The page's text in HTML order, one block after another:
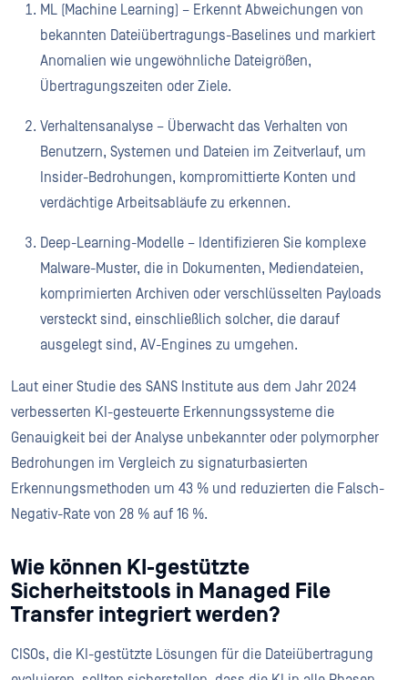
ML (Machine Learning) – Erkennt Abweichungen von
bekannten Dateiübertragungs-Baselines und markiert
Anomalien wie ungewöhnliche Dateigrößen,
Übertragungszeiten oder Ziele.
Verhaltensanalyse – Überwacht das Verhalten von
Benutzern, Systemen und Dateien im Zeitverlauf, um
Insider-Bedrohungen, kompromittierte Konten und
verdächtige Arbeitsabläufe zu erkennen.
Deep-Learning-Modelle – Identifizieren Sie komplexe
Malware-Muster, die in Dokumenten, Mediendateien,
komprimierten Archiven oder verschlüsselten Payloads
versteckt sind, einschließlich solcher, die darauf
ausgelegt sind, AV-Engines zu umgehen.
Laut einer Studie des SANS Institute aus dem Jahr 2024
verbesserten KI-gesteuerte Erkennungssysteme die
Genauigkeit bei der Analyse unbekannter oder polymorpher
Bedrohungen im Vergleich zu signaturbasierten
Erkennungsmethoden um 43 % und reduzierten die Falsch-
Negativ-Rate von 28 % auf 16 %.
Wie können KI-gestützte
Sicherheitstools in Managed File
Transfer integriert werden?
CISOs, die KI-gestützte Lösungen für die Dateiübertragung